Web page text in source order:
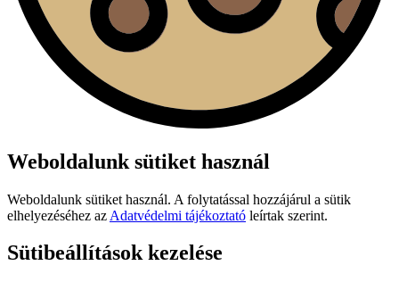
Weboldalunk sütiket használ
Weboldalunk sütiket használ. A folytatással hozzájárul a sütik
elhelyezéséhez az Adatvédelmi tájékoztató leírtak szerint.
Sütibeállítások kezelése